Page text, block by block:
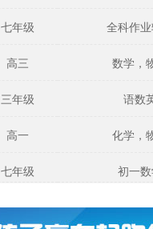
七年级 全科作
高三 数学，
三年级 语数
高一 化学，
七年级 初一